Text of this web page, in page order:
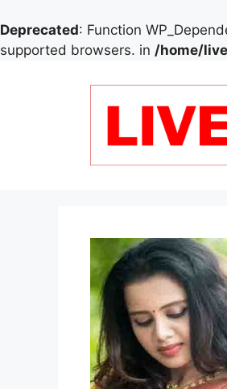
Deprecated: Function
supported browsers. in /home/